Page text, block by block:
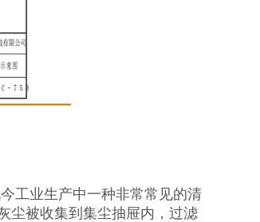
工业生产中一种非常常见的清
尘被收集到集尘抽屉内，过滤